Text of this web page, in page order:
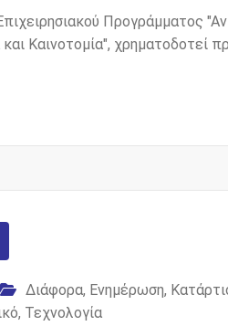
Προγράμματος
και Καινοτομία", χρηματοδοτεί
Διάφορα, Ενημέρωση,
, Τεχνολογία